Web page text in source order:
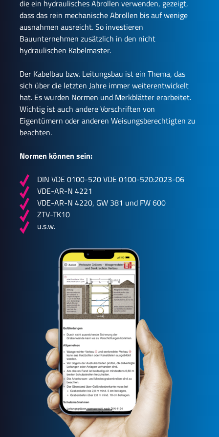
die ein hydraulisches Abrollen verwenden, gezeigt,
dass das rein mechanische Abrollen bis auf wenige
ausnahmen ausreicht. So investieren
Bauunternehmen zusätzlich in den nicht
hydraulischen Kabelmaster.
Der Kabelbau bzw. Leitungsbau ist ein Thema, das
sich über die letzten Jahre immer weiterentwickelt
hat. Es wurden Normen und Merkblätter erarbeitet.
Wichtig ist auch andere Vorschriften von
Eigentümern oder anderen Weisungsberechtigten zu
beachten.
Normen können sein:
DIN VDE 0100-520 VDE 0100-520:2023-06
VDE-AR-N 4221
VDE-AR-N 4220, GW 381 und FW 600
ZTV-TK10
u.s.w.